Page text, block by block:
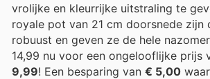
vrolijke en kleurrijke uitstraling te
royale pot van 21 cm doorsnede zijn
robuust en geven ze de hele
14,99 nu voor een ongelooflijke prijs
9,99! Een besparing van € 5,00